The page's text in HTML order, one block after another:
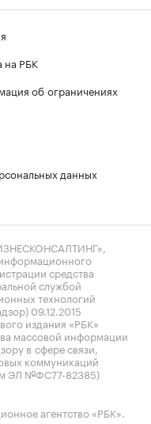
на РБК
об ограничениях
данных
средства
службой
технологий
09.12.2015
издания «РБК»
массовой информации
в сфере связи,
коммуникаций
ЭЛ №ФС77-82385)
агентство «РБК».